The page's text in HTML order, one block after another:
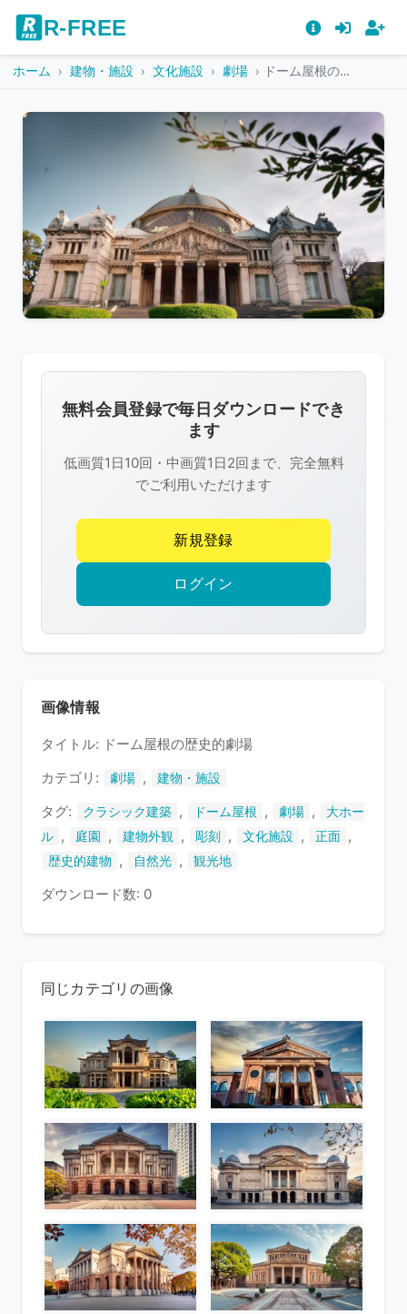
R-FREE
ホーム 建物・施設 文化施設 劇場 ドーム屋根の歴史的劇場
像
は
R-
FREE
作
権
護
い
ま
無料会員登録で毎日ダウンロードでき
ます
低画質1日10回・中画質1日2回まで、完全無料
でご利用いただけます
新規登録
ログイン
画像情報
タイトル: ドーム屋根の歴史的劇場
カテゴリ:
劇場 , 建物・施設
タグ: クラシック建築 , ドーム屋根 , 劇場 ,
大ホー
ル , 庭園 , 建物外観 , 彫刻 , 文化施設 , 正面 ,
歴史的建物 , 自然光 , 観光地
ダウンロード数: 0
同じカテゴリの画像